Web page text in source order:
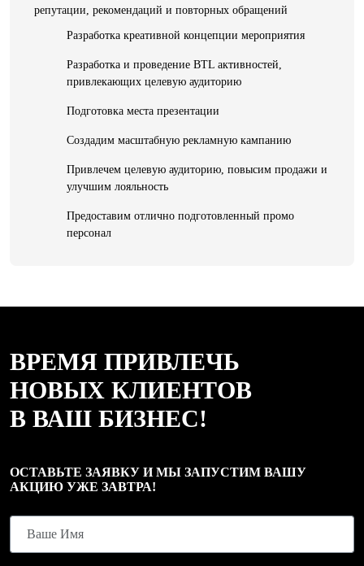
репутации, рекомендаций и повторных обращений
Разработка креативной концепции мероприятия
Разработка и проведение BTL активностей,
привлекающих целевую аудиторию
Подготовка места презентации
Создадим масштабную рекламную кампанию
Привлечем целевую аудиторию, повысим продажи и
улучшим лояльность
Предоставим отлично подготовленный промо
персонал
ВРЕМЯ ПРИВЛЕЧЬ
НОВЫХ КЛИЕНТОВ
В ВАШ БИЗНЕС!
ОСТАВЬТЕ ЗАЯВКУ И МЫ ЗАПУСТИМ ВАШУ
АКЦИЮ УЖЕ ЗАВТРА!